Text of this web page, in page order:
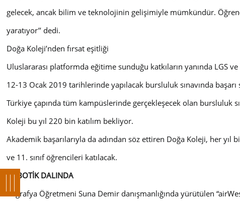
gelecek, ancak bilim ve teknolojinin gelişimiyle mümkündür.
yaratıyor’’ dedi.
Doğa Koleji’nden fırsat eşitliği
Uluslararası platformda eğitime sunduğu katkıların yanında LGS
12-13 Ocak 2019 tarihlerinde yapılacak bursluluk sınavında
Türkiye çapında tüm kampüslerinde gerçekleşecek olan bursluluk
Koleji bu yıl 220 bin katılım bekliyor.
Akademik başarılarıyla da adından söz ettiren Doğa Koleji, her yıl
ve 11. sınıf öğrencileri katılacak.
ROBOTİK DALINDA
Coğrafya Öğretmeni Suna Demir danışmanlığında yürütülen